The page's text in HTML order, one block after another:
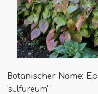
Botanischer Name:
'sulfureum' '